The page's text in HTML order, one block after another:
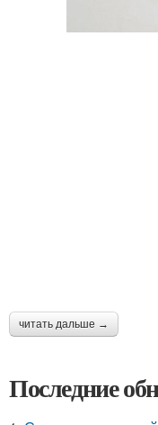
читать дальше →
Последние